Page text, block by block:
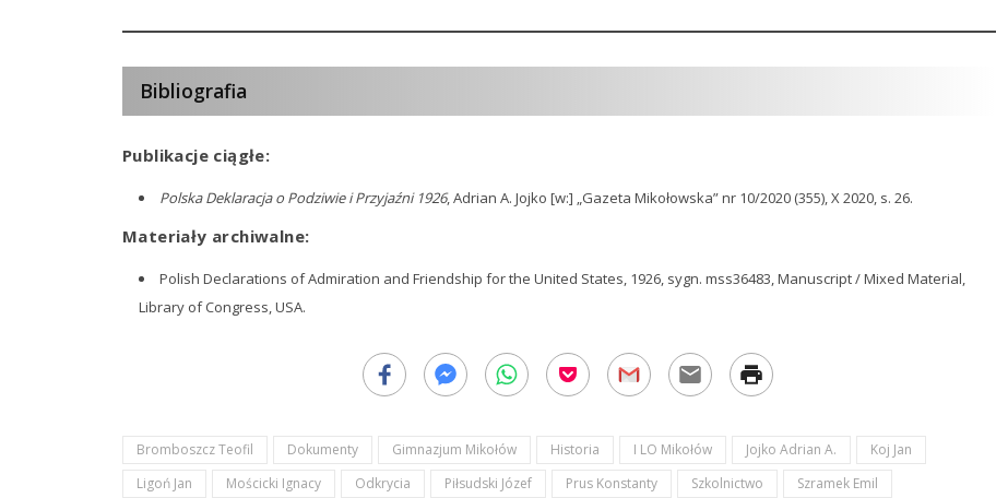
Bibliografia
Publikacje ciągłe:
Polska Deklaracja o Podziwie i Przyjaźni 1926, Adrian A. Jojko [w:] „Gazeta Mikołowska” nr 10/2020 (355), X 2020, s. 26.
Materiały archiwalne:
Polish Declarations of Admiration and Friendship for the United States, 1926, sygn. mss36483, Manuscript / Mixed Material,
Library of Congress, USA.
Bromboszcz Teofil Dokumenty Gimnazjum Mikołów Historia I LO Mikołów Jojko Adrian A.
Koj Jan
Ligoń Jan
Mościcki Ignacy Odkrycia Piłsudski Józef Prus Konstanty Szkolnictwo
Szramek Emil